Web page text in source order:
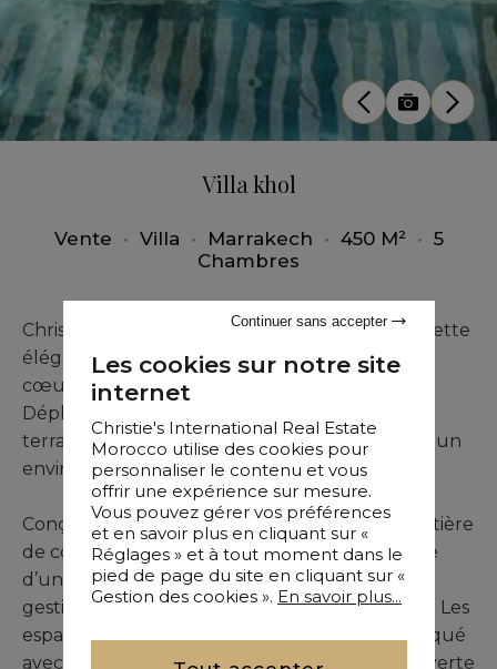
Villa khol
Vente • Villa • Marrakech • 450 M² • 5
Chambres
Christie’s Real Estate Morocco met à la vente cette
élégante villa contemporaine neuve, située au
cœur d’un golf renommé de Marrakech.
Déployant environ 450 m² habitables sur un
terrain paysager de 1 000 m², elle s’inscrit dans un
environnement résidentiel sécurisé et prisé.
Conçue avec une exigence particulière en matière
de confort et de modernité, la villa est équipée
d’un système domotique complet facilitant la
gestion centralisée des installations principales. Les
espaces de réception offrent un salon sophistiqué
avec cheminée design, une salle à manger ouverte
Les cookies sur notre site
internet
Christie's International Real Estate
Morocco utilise des cookies pour
personnaliser le contenu et vous
offrir une expérience sur mesure.
Vous pouvez gérer vos préférences
et en savoir plus en cliquant sur «
Réglages » et à tout moment dans le
pied de page du site en cliquant sur «
Gestion des cookies ». En savoir plus...
Continuer sans accepter